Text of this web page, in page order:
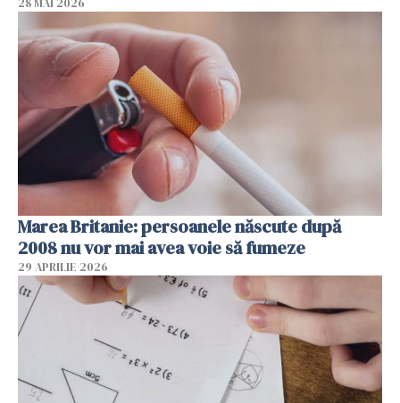
Marea Britanie: persoanele născute după
2008 nu vor mai avea voie să fumeze
29 APRILIE 2026